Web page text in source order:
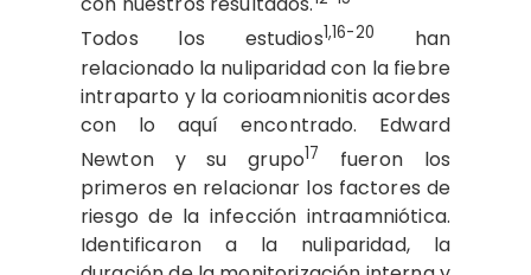
Todos los estudios1,16-20
han
relacionado la nuliparidad con la fiebre
intraparto y la corioamnionitis acordes
con lo aquí encontrado. Edward
Newton y su grupo17
fueron los
primeros en relacionar los factores de
riesgo de la infección intraamniótica.
Identificaron a la nuliparidad, la